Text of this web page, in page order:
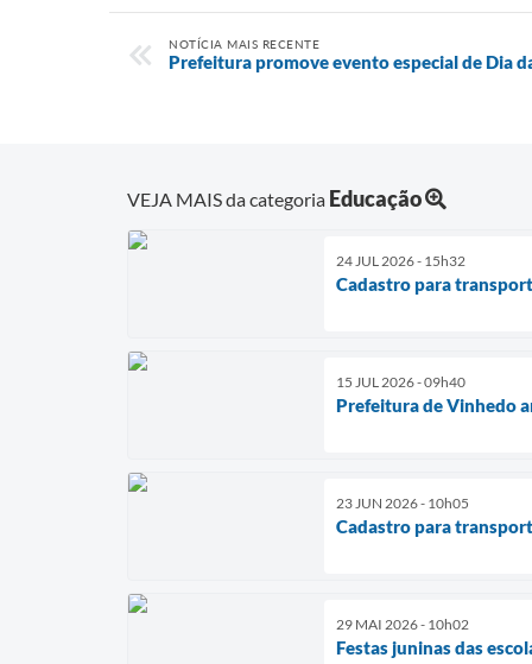
NOTÍCIA MAIS RECENTE
Prefeitura promove evento especial de Dia
VEJA MAIS da categoria Educação
24 JUL 2026 - 15h32
Cadastro para
15 JUL 2026 - 09h40
Prefeitura de Vinhedo
23 JUN 2026 - 10h05
Cadastro para
29 MAI 2026 - 10h02
Festas juninas das